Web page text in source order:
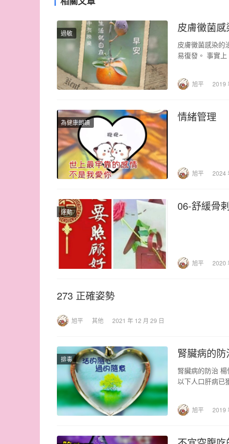
過敏 皮膚黴菌
皮膚黴菌感染的
易復發。 事實
旭平 2019
為健康朗讀 情緒管理
旭平 2024
運動 06-舒緩骨
旭平 2020
273 正確姿勢
旭平 其他 2021 年 12 月 29 日
排毒 腎臟病的防
腎臟病的防治
以下人口肝病已
旭平 2019